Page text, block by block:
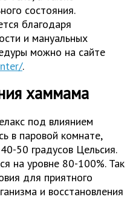
состояния.
благодаря
и мануальных
можно на сайте
.
хаммама
под влиянием
в паровой комнате,
50 градусов Цельсия.
на уровне 80-100%. Так
для приятного
и восстановления